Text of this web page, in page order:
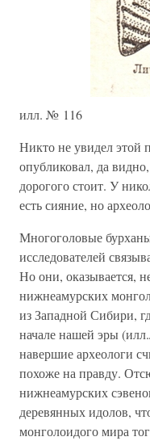
илл. № 116
Никто не увидел этой
опубликовал, да
дорогого стоит. У
есть сияние, но
Многоголовые
исследователей
Но они, оказывается,
нижнеамурских
из Западной Сибири,
начале нашей эры
навершие археологи
похоже на правду.
нижнеамурских
деревянных идолов,
монголоидого мира